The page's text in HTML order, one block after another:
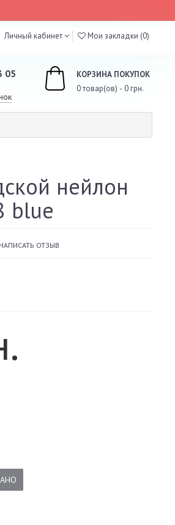
Личный кабинет Мои закладки (0)
05
КОРЗИНА ПОКУПОК
0 товар(ов) - 0 грн.
нейлон
blue
НАПИСАТЬ ОТЗЫВ